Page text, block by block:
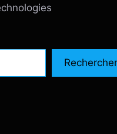
Rechercher